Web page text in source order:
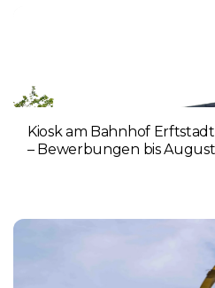
Kiosk am Bahnhof
– Bewerbungen bis